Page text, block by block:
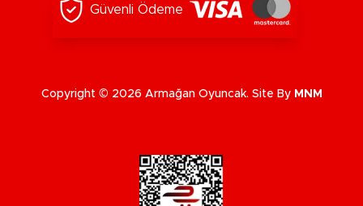
Güvenli Ödeme
Copyright © 2026 Armağan Oyuncak. Site By MNM